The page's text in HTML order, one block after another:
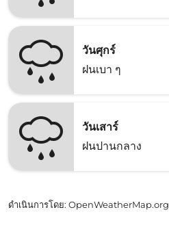
วันศุกร์
ฝนเบา ๆ
วันเสาร์
ฝนปานกลาง
ดำเนินการโดย: OpenWeatherMap.org